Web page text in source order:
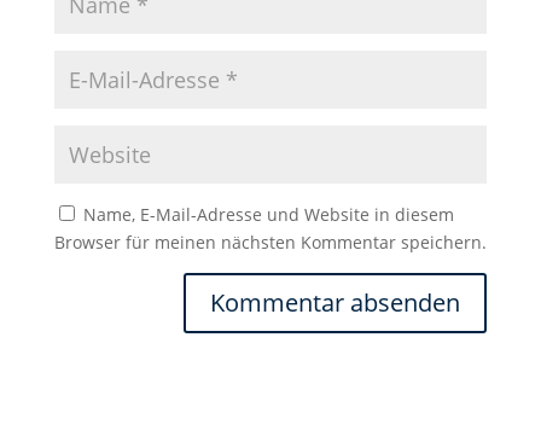
Name, E-Mail-Adresse und Website in diesem
Browser für meinen nächsten Kommentar speichern.